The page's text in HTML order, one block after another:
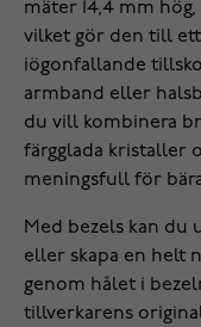
mäter 14,4 mm
vilket gör den till
iögonfallande
armband eller
du vill kombinera
färgglada kristaller
meningsfull för
Med bezels kan du
eller skapa en helt
genom hålet i
tillverkarens